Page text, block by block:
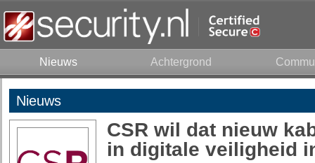
Nieuws Achtergrond
Nieuws
CSR wil dat nieuw
in digitale veiligheid